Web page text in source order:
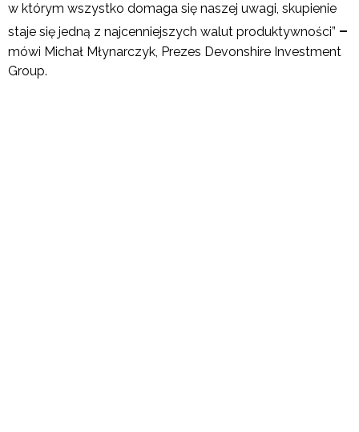
w którym wszystko domaga się naszej uwagi, skupienie
staje się jedną z najcenniejszych walut produktywności” –
mówi Michał Młynarczyk, Prezes Devonshire Investment
Group.